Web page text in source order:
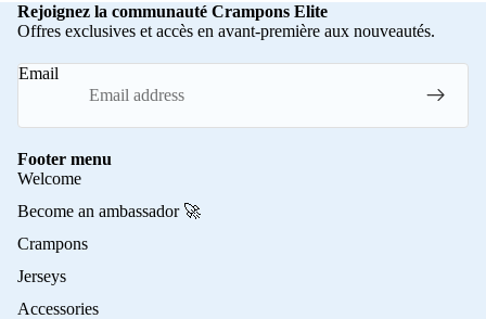
Rejoignez la communauté Crampons Elite
Offres exclusives et accès en avant-première aux nouveautés.
Email
Footer menu
Welcome
Become an ambassador 🚀
Crampons
Jerseys
Accessories